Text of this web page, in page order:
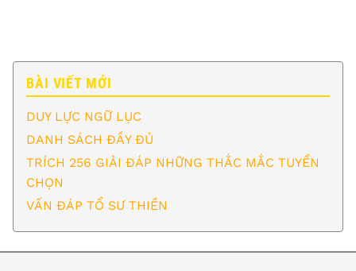
BÀI VIẾT MỚI
DUY LỰC NGỮ LỤC
DANH SÁCH ĐẦY ĐỦ
TRÍCH 256 GIẢI ĐÁP NHỮNG THẮC MẮC TUYỂN
CHỌN
VẤN ĐÁP TỔ SƯ THIỀN